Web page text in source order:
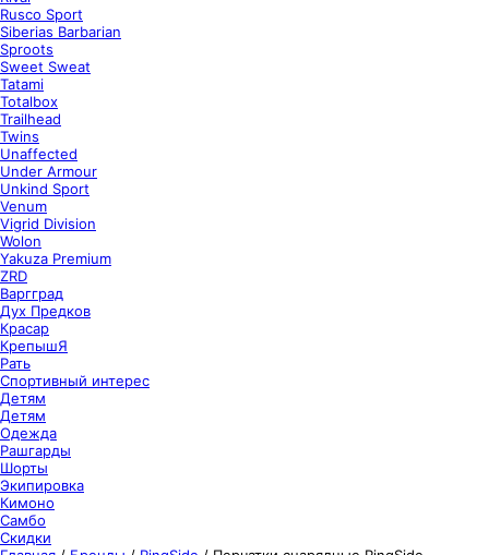
Rusco Sport
Siberias Barbarian
Sproots
Sweet Sweat
Tatami
Totalbox
Trailhead
Twins
Unaffected
Under Armour
Unkind Sport
Venum
Vigrid Division
Wolon
Yakuza Premium
ZRD
Варгград
Дух Предков
Красар
КрепышЯ
Рать
Спортивный интерес
Детям
Детям
Одежда
Рашгарды
Шорты
Экипировка
Кимоно
Самбо
Скидки